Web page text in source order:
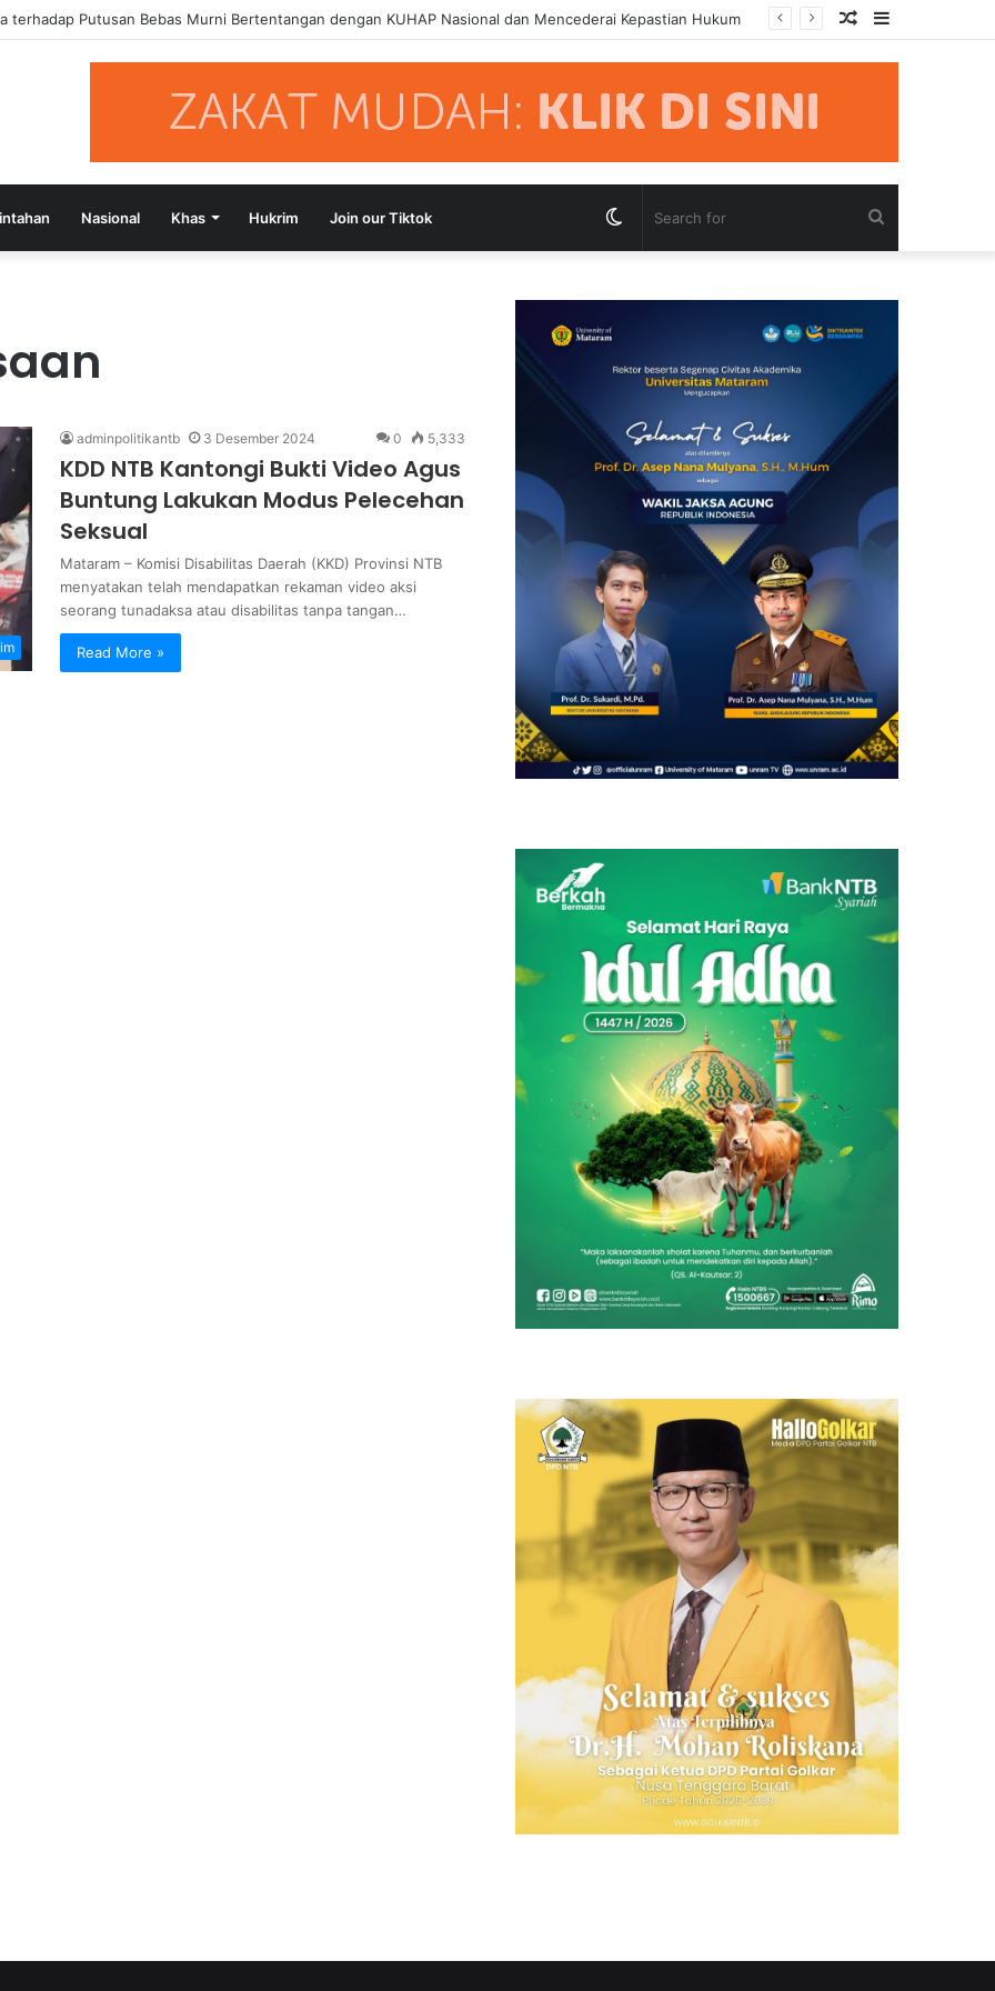
terhadap Putusan Bebas Murni Bertentangan dengan KUHAP Nasional dan Mencederai Kepastian Hukum
Random
Article
Nasional Khas Hukrim Join our Tiktok Switch
adminpolitikantb 3 Desember 2024 0 5,333
KDD NTB Kantongi Bukti Video Agus
Buntung Lakukan Modus Pelecehan
Seksual
Mataram – Komisi Disabilitas Daerah (KKD) Provinsi NTB
menyatakan telah mendapatkan rekaman video aksi
seorang tunadaksa atau disabilitas tanpa tangan…
Read More »